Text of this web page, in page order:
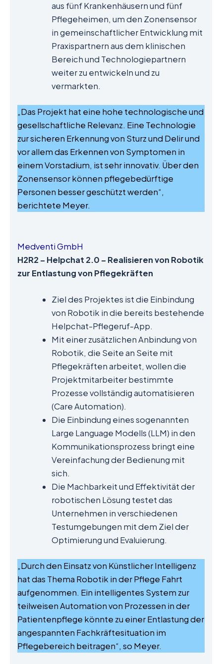
aus fünf Krankenhäusern und fünf
Pflegeheimen, um den Zonensensor
in gemeinschaftlicher Entwicklung mit
Praxispartnern aus dem klinischen
Bereich und Technologiepartnern
weiter zu entwickeln und zu
vermarkten.
„Das Projekt hat eine hohe technologische und
gesellschaftliche Relevanz. Eine Technologie
zur sicheren Erkennung von Sturz und Delir und
vor allem das Erkennen von Symptomen in
einem Vorstadium, ist sehr innovativ. Über den
Zonensensor können pflegebedürftige
Personen besser geschützt werden“,
berichtete Meyer.
Medventi GmbH
H2R2 – Helpchat 2.0 – Realisieren von Robotik
zur Entlastung von Pflegekräften
Ziel des Projektes ist die Einbindung
von Robotik in die bereits bestehende
Helpchat-Pflegeruf-App.
Mit einer zusätzlichen Anbindung von
Robotik, die Seite an Seite mit
Pflegekräften arbeitet, wollen die
Projektmitarbeiter bestimmte
Prozesse vollständig automatisieren
(Care Automation).
Die Einbindung eines sogenannten
Large Language Modells (LLM) in den
Kommunikationsprozess bringt eine
Vereinfachung der Bedienung mit
sich.
Die Machbarkeit und Effektivität der
robotischen Lösung testet das
Unternehmen in verschiedenen
Testumgebungen mit dem Ziel der
Optimierung und Evaluierung.
„Durch den Einsatz von Künstlicher Intelligenz
hat das Thema Robotik in der Pflege Fahrt
aufgenommen. Ein intelligentes System zur
teilweisen Automation von Prozessen in der
Patientenpflege könnte zu einer Entlastung der
angespannten Fachkräftesituation im
Pflegebereich beitragen“, so Meyer.